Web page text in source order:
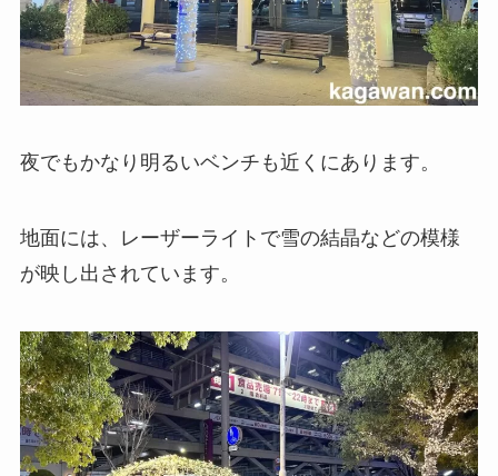
夜でもかなり明るいベンチも近くにあります。
地面には、レーザーライトで雪の結晶などの模様
が映し出されています。